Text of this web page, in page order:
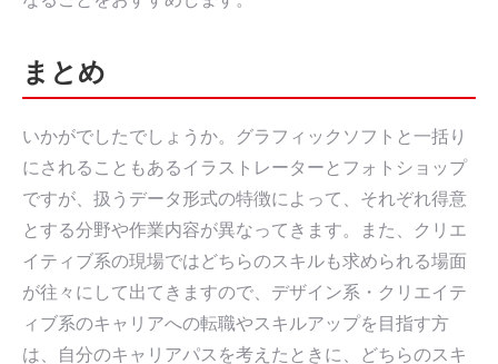
まとめ
いかがでしたでしょうか。グラフィックソフトと一括り
にされることもあるイラストレーターとフォトショップ
ですが、扱うデータ形式の特徴によって、それぞれ得意
とする分野や作業内容が異なってきます。また、クリエ
イティブ系の現場ではどちらのスキルも求められる場面
が往々にして出てきますので、デザイン系・クリエイテ
ィブ系のキャリアへの転職やスキルアップを目指す方
は、自分のキャリアパスを考えたときに、どちらのスキ